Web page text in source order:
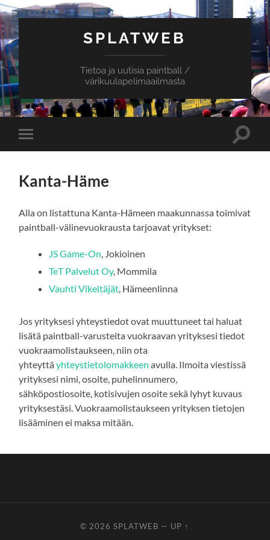
SPLATWEB
Tietoa ja uutisia paintball /
värikuulapelimaailmasta
Toggle
mobile
Toggle
Kanta-Häme
Alla on listattuna Kanta-Hämeen maakunnassa toimivat
paintball-välinevuokrausta tarjoavat yritykset:
JS Game-On , Jokioinen
TeT Palvelut Oy, Mommila
Vauhti Vikeltäjät , Hämeenlinna
Jos yrityksesi yhteystiedot ovat muuttuneet tai haluat
lisätä paintball-varusteita vuokraavan yrityksesi tiedot
vuokraamolistaukseen, niin ota
yhteyttäyhteystietolomakkeen avulla. Ilmoita viestissä
yrityksesi nimi, osoite, puhelinnumero,
sähköpostiosoite, kotisivujen osoite sekä lyhyt kuvaus
yrityksestäsi. Vuokraamolistaukseen yrityksen tietojen
lisääminen ei maksa mitään.
© 2026SPLATWEB — UP ↑